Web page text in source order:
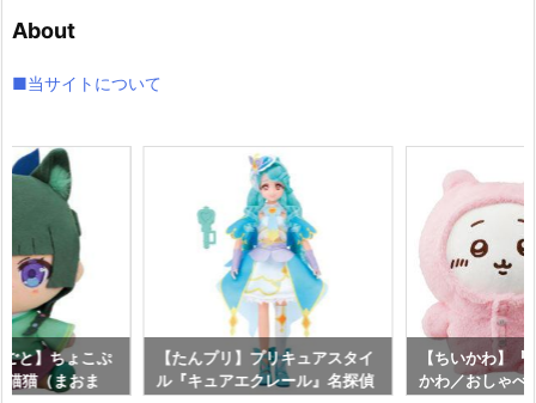
ブ
About
■当サイトについて
と】ちょこぷ
猫猫（まおま
【たんプリ】プリキュアスタイ
ル『キュアエクレール』名探偵
【ちいかわ】
かわ／おしゃべ